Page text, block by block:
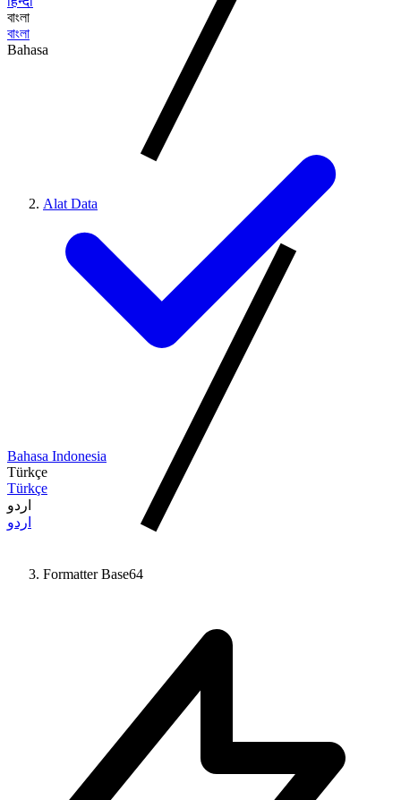
বাংলা
বাংলা
Bahasa
Bahasa Indonesia
Türkçe
Türkçe
اردو
اردو
Alat Data
Formatter Base64